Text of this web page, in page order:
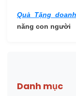
Quà Tặng
năng con người
Danh mục